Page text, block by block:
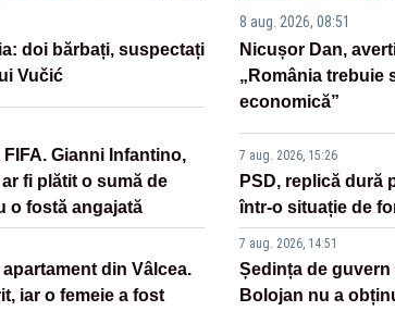
doi bărbați, suspectați
Vučić
Gianni Infantino,
fi plătit o sumă de
o fostă angajată
din Vâlcea.
iar o femeie a fost
8 aug. 2026, 08:51
Nicușor Dan,
„România trebuie
economică”
7 aug. 2026, 15:26
PSD, replică dură
într-o situație de
7 aug. 2026, 14:51
Ședința de guvern
Bolojan nu a